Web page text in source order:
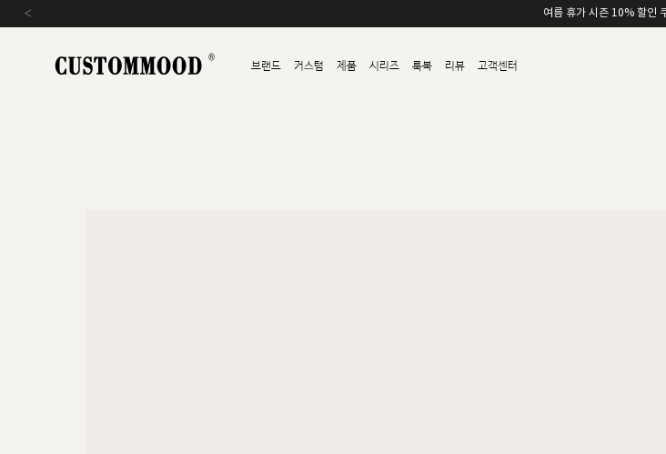
여름 휴가 시즌 10% 할인
‹
브랜드 커스텀 제품 시리즈 룩북 리뷰 고객센터